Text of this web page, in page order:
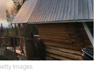
Images